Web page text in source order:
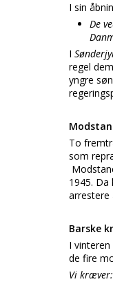
I sin
De
I
regel
yngre
To
som
1945.
arrestere
Barske
I
de fire
Vi kræver: